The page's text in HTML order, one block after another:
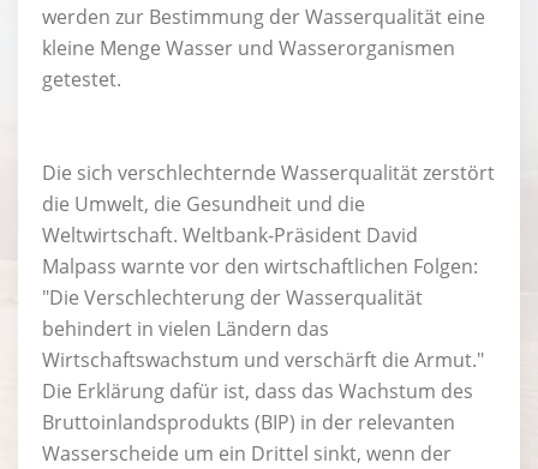
werden zur Bestimmung der Wasserqualität eine
kleine Menge Wasser und Wasserorganismen
getestet.
Die sich verschlechternde Wasserqualität zerstört
die Umwelt, die Gesundheit und die
Weltwirtschaft. Weltbank-Präsident David
Malpass warnte vor den wirtschaftlichen Folgen:
"Die Verschlechterung der Wasserqualität
behindert in vielen Ländern das
Wirtschaftswachstum und verschärft die Armut."
Die Erklärung dafür ist, dass das Wachstum des
Bruttoinlandsprodukts (BIP) in der relevanten
Wasserscheide um ein Drittel sinkt, wenn der